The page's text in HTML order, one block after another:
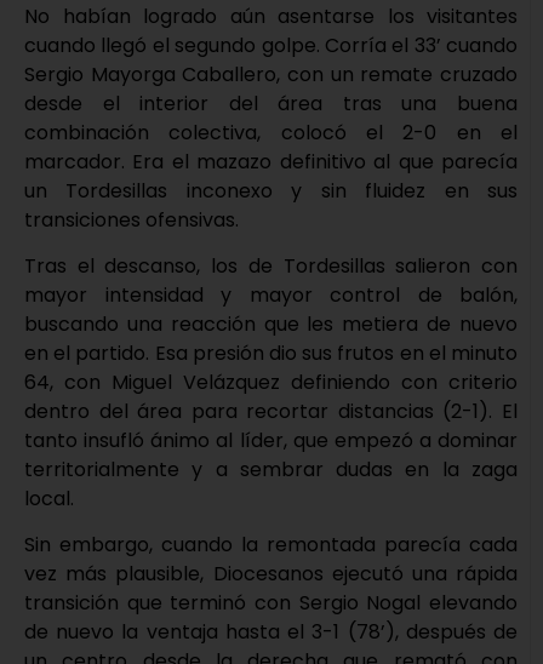
No habían logrado aún asentarse los visitantes
cuando llegó el segundo golpe. Corría el 33’ cuando
Sergio Mayorga Caballero, con un remate cruzado
desde el interior del área tras una buena
combinación colectiva, colocó el 2-0 en el
marcador. Era el mazazo definitivo al que parecía
un Tordesillas inconexo y sin fluidez en sus
transiciones ofensivas.
Tras el descanso, los de Tordesillas salieron con
mayor intensidad y mayor control de balón,
buscando una reacción que les metiera de nuevo
en el partido. Esa presión dio sus frutos en el minuto
64, con Miguel Velázquez definiendo con criterio
dentro del área para recortar distancias (2-1). El
tanto insufló ánimo al líder, que empezó a dominar
territorialmente y a sembrar dudas en la zaga
local.
Sin embargo, cuando la remontada parecía cada
vez más plausible, Diocesanos ejecutó una rápida
transición que terminó con Sergio Nogal elevando
de nuevo la ventaja hasta el 3-1 (78’), después de